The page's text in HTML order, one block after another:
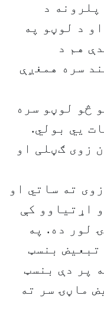
د
د لوڼو په
هم د
سره همغږې
څو لوڼو سره
يي بولي.
زوی ګڼلی او
ته ساتي او
اړتیاوو کې
لور ده. په
تبعیض بنسټ
پر دې بنسټ
ماڼۍ سر ته